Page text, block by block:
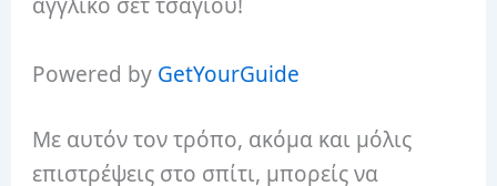
αγγλικό σετ τσαγιού!
Powered by GetYourGuide
Με αυτόν τον τρόπο, ακόμα και μόλις
επιστρέψεις στο σπίτι, μπορείς να